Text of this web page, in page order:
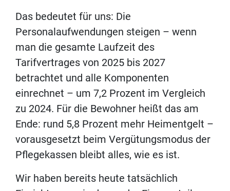
Das bedeutet für uns: Die
Personalaufwendungen steigen – wenn
man die gesamte Laufzeit des
Tarifvertrages von 2025 bis 2027
betrachtet und alle Komponenten
einrechnet – um 7,2 Prozent im Vergleich
zu 2024. Für die Bewohner heißt das am
Ende: rund 5,8 Prozent mehr Heimentgelt –
vorausgesetzt beim Vergütungsmodus der
Pflegekassen bleibt alles, wie es ist.
Wir haben bereits heute tatsächlich